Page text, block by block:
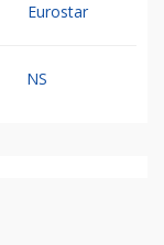
Eurostar
NS